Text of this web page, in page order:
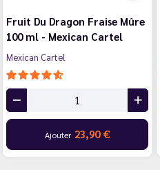
Fruit Du Dragon Fraise Mûre
100 ml - Mexican Cartel
Mexican Cartel
Ajouter 23,90 €